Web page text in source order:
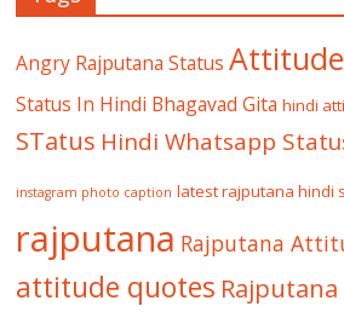
Angry Rajputana Status
Status In Hindi Bhagavad Gita hindi
STatus Hindi Whatsapp
instagram photo caption latest rajputana hindi
rajputana Rajputana
attitude quotes